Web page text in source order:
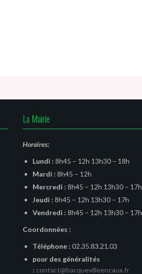
La Mairie
Horaires:
Lundi : 8h45 – 12h 13h30 – 18h
Mardi : 8h45 – 12h
Mercredi : 8h45 – 12h 13h30 – 17h
Jeudi : 8h45 – 12h 13h30 – 17h
Vendredi : 8h45 – 12h 13h30 – 17h
Coordonnées :
Téléphone : 02.35.83.21.03
pour des généralités
: contact@bacquevilleencaux.fr